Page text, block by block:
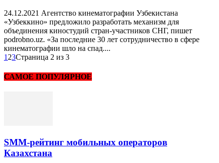
24.12.2021 Агентство кинематографии Узбекистана
«Узбеккино» предложило разработать механизм для
объединения киностудий стран-участников СНГ, пишет
podrobno.uz. «За последние 30 лет сотрудничество в сфере
кинематографии шло на спад....
1 23Страница 2 из 3
САМОЕ ПОПУЛЯРНОЕ
SMM-рейтинг мобильных операторов
Казахстана